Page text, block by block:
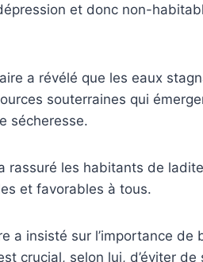
et donc non-
a révélé que les eaux
souterraines qui
sécheresse.
rassuré les habitants de
et favorables à tous.
a insisté sur l’importance
crucial, selon lui, d’éviter